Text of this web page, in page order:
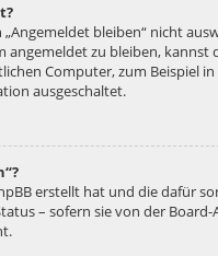
bleiben“ nicht
zu bleiben, kannst
Computer, zum Beispiel
ausgeschaltet.
erstellt hat und die dafür
– sofern sie von der